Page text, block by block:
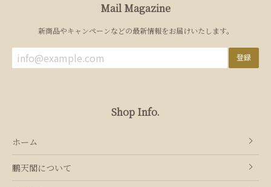
Mail Magazine
新商品やキャンペーンなどの最新情報をお届けいたします。
登録
Shop Info.
ホーム
鵬天閣について